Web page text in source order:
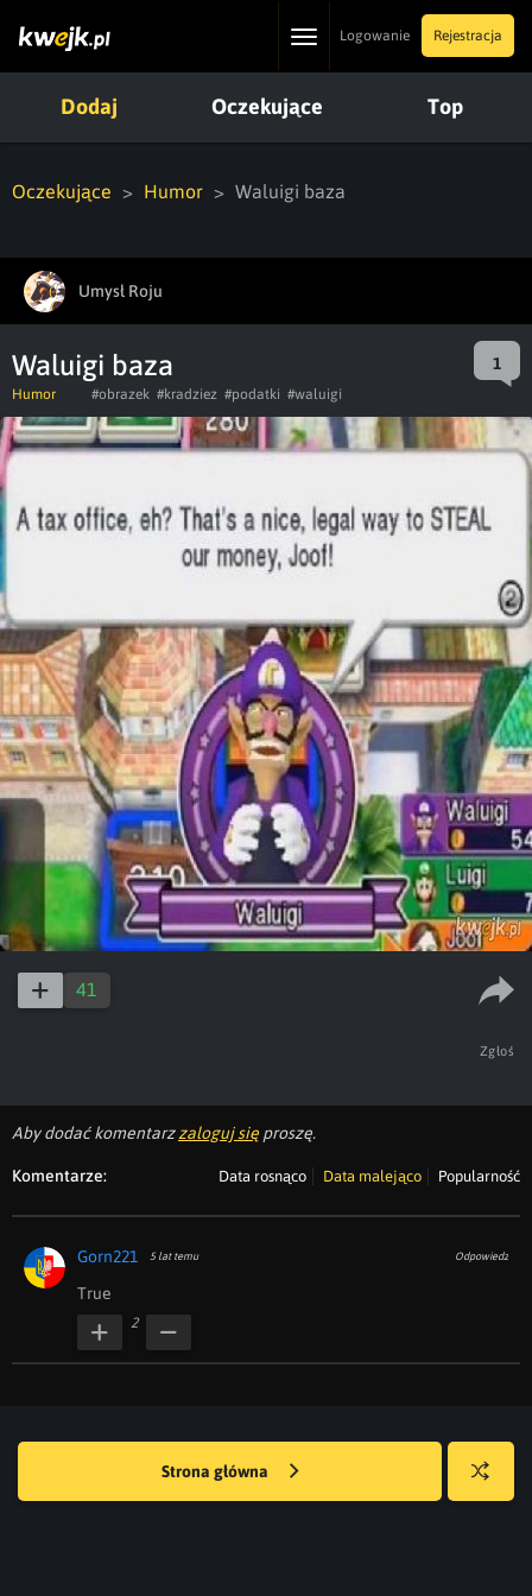
ToggleLogowanie Rejestracja
Dodaj Oczekujące Top
Oczekujące Humor Waluigi baza
Umysł Roju
Waluigi baza 1
Humor #obrazek #kradziez #podatki #waluigi
41
Zgłoś
Aby dodać komentarzzaloguj się proszę.
Komentarze: Data rosnąco Data malejąco Popularność
Gorn221 5 lat temu Odpowiedz
True
2
Strona główna